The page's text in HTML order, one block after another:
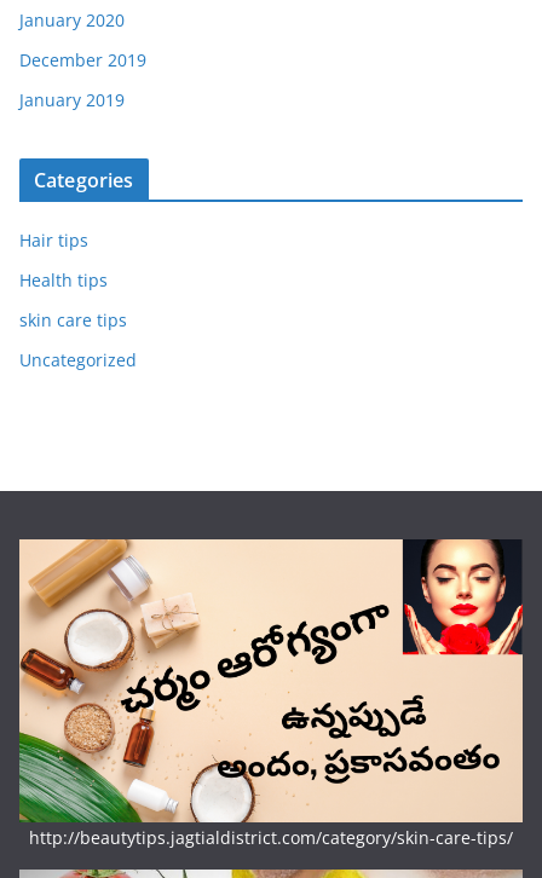
January 2020
December 2019
January 2019
Categories
Hair tips
Health tips
skin care tips
Uncategorized
http://beautytips.jagtialdistrict.com/category/skin-care-tips/